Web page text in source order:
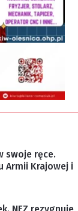
swoje ręce.
Armii Krajowej i